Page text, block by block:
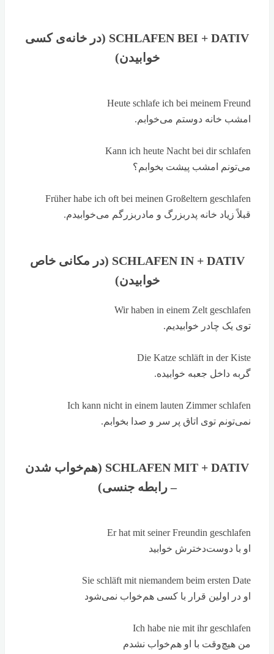
SCHLAFEN BEI + DATIV (در خانه‌ی کسی
خوابیدن)
Heute schlafe ich bei meinem Freund
امشب خانه دوستم می‌خوابم.
Kann ich heute Nacht bei dir schlafen
می‌تونم امشب پیشت بخوابم؟
Früher habe ich oft bei meinen Großeltern geschlafen
قبلاً زیاد خانه پدربزرگ و مادربزرگم می‌خوابیدم.
SCHLAFEN IN + DATIV (در مکانی خاص
خوابیدن)
Wir haben in einem Zelt geschlafen
توی یک چادر خوابیدیم.
Die Katze schläft in der Kiste
گربه داخل جعبه خوابیده.
Ich kann nicht in einem lauten Zimmer schlafen
نمی‌تونم توی اتاق پر سر و صدا بخوابم.
SCHLAFEN MIT + DATIV (هم‌خواب شدن
– رابطه جنسی)
Er hat mit seiner Freundin geschlafen
او با دوست‌دخترش خوابید
Sie schläft mit niemandem beim ersten Date
او در اولین قرار با کسی هم‌خواب نمی‌شود
Ich habe nie mit ihr geschlafen
من هیچ‌وقت با او هم‌خواب نشدم